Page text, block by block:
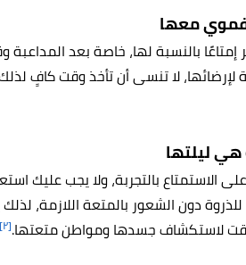
معها
بالنسبة لها، خاصة بعد المداعبة
لا تنسى أن تأخذ وقت كافٍ
هي ليلتها
الاستمتاع بالتجربة، ولا يجب عليك
دون الشعور بالمتعة اللازمة،
لاستكشاف جسدها ومواطن متعتها.[٢]